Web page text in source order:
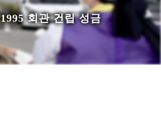
1995 회관 건립 성금